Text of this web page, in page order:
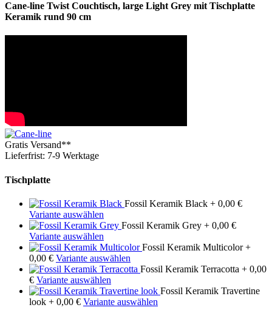
Cane-line Twist Couchtisch, large Light Grey mit Tischplatte
Keramik rund 90 cm
Gratis Versand**
Lieferfrist: 7-9 Werktage
Tischplatte
Fossil Keramik Black + 0,00 €
Variante auswählen
Fossil Keramik Grey + 0,00 €
Variante auswählen
Fossil Keramik Multicolor +
0,00 € Variante auswählen
Fossil Keramik Terracotta + 0,00
€ Variante auswählen
Fossil Keramik Travertine
look + 0,00 € Variante auswählen